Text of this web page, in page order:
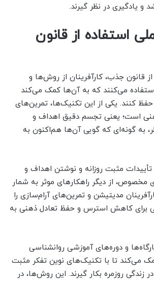
و یادگیری در نظر گیرند.
استفاده از قانون
از قانون جذب، کارآفرینان از روش‌ها و
می‌کنند که به آن‌ها کمک می‌کند
حفظ کنند. یکی از این تکنیک‌ها، تمرین‌های
است؛ یعنی تجسم دقیق اهداف و
به گونه‌ای که گویی آن‌ها هم‌اکنون به
تأییدات مثبت روزانه و نوشتن اهداف و
مخصوص، از دیگر راهکارهای موثر به شمار
مدیتیشن و تمرین‌های آرام‌سازی را
برای کاهش استرس و حفظ تعادل ذهنی به
و دوره‌های آموزشی روانشناسی
می‌کند تا با تکنیک‌های نوین تفکر مثبت
زندگی روزمره بکار گیرند. این روش‌ها، در